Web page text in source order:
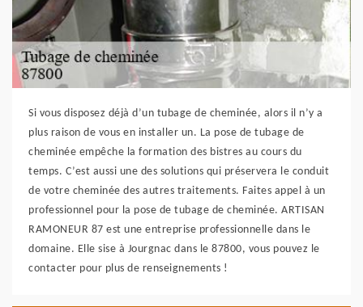
Si vous disposez déjà d’un tubage de cheminée, alors il n’y a
plus raison de vous en installer un. La pose de tubage de
cheminée empêche la formation des bistres au cours du
temps. C’est aussi une des solutions qui préservera le conduit
de votre cheminée des autres traitements. Faites appel à un
professionnel pour la pose de tubage de cheminée. ARTISAN
RAMONEUR 87 est une entreprise professionnelle dans le
domaine. Elle sise à Jourgnac dans le 87800, vous pouvez le
contacter pour plus de renseignements !